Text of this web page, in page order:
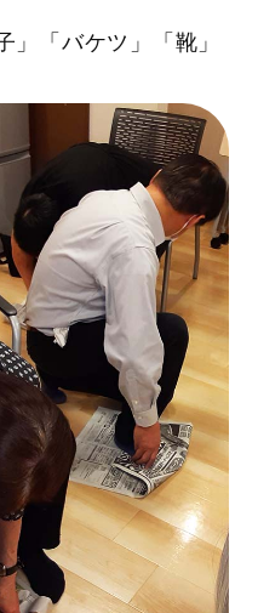
」「バケツ」「靴」